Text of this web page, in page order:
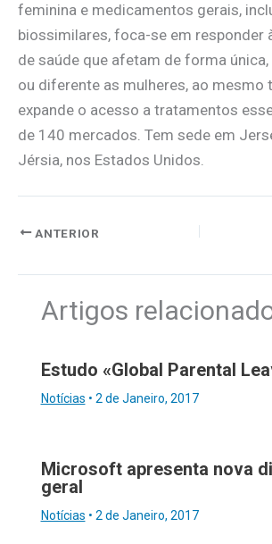
feminina e medicamentos gerais,
biossimilares, foca-se em responder
de saúde que afetam de forma
ou diferente as mulheres, ao mesmo
expande o acesso a tratamentos
de 140 mercados. Tem sede em
Jérsia, nos Estados Unidos.
ANTERIOR
Artigos
Estudo «Global Parental
Notícias • 2 de Janeiro, 2017
Microsoft apresenta nova
geral
Notícias • 2 de Janeiro, 2017